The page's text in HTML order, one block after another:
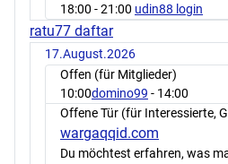
18:00 - 21:00 udin88 login
ratu77 daftar
17.August.2026
Offen (für Mitglieder)
10:00domino99 - 14:00
Offene Tür (für Interessierte,
wargaqqid.com
Du möchtest erfahren, was